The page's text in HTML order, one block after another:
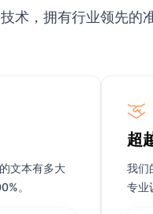
术，拥有行业领先的
文本有多大
。
超
我们
专业